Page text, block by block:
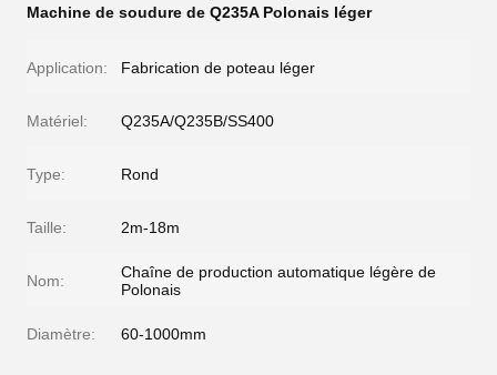
Machine de soudure de Q235A Polonais léger
Application: Fabrication de poteau léger
Matériel: Q235A/Q235B/SS400
Type: Rond
Taille: 2m-18m
Nom:
Chaîne de production automatique légère de
Polonais
Diamètre: 60-1000mm